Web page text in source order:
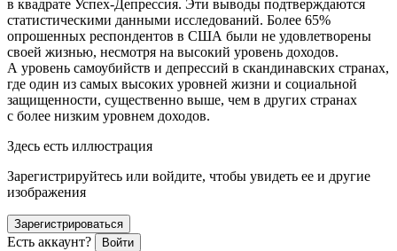
в квадрате Успех-Депрессия. Эти выводы подтверждаются
статистическими данными исследований. Более 65%
опрошенных респондентов в США были не удовлетворены
своей жизнью, несмотря на высокий уровень доходов.
А уровень самоубийств и депрессий в скандинавских странах,
где один из самых высоких уровней жизни и социальной
защищенности, существенно выше, чем в других странах
с более низким уровнем доходов.
Здесь есть иллюстрация
Зарегистрируйтесь или войдите, чтобы увидеть ее и другие
изображения
Зарегистрироваться
Есть аккаунт? Войти